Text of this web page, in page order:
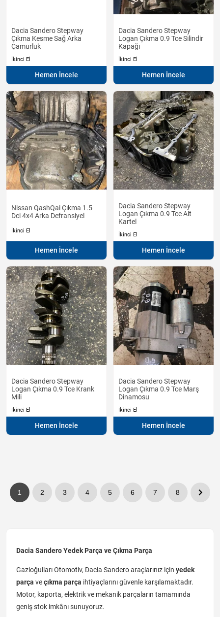
Dacia Sandero Stepway
Çıkma Kesme Sağ Arka
Çamurluk
İkinci El
Hemen İncele
Dacia Sandero Stepway
Logan Çıkma 0.9 Tce Silindir
Kapağı
İkinci El
Hemen İncele
Nissan QashQai Çıkma 1.5
Dci 4x4 Arka Defransiyel
İkinci El
Hemen İncele
Dacia Sandero Stepway
Logan Çıkma 0.9 Tce Alt
Kartel
İkinci El
Hemen İncele
Dacia Sandero Stepway
Logan Çıkma 0.9 Tce Krank
Mili
İkinci El
Hemen İncele
Dacia Sandero Stepway
Logan Çıkma 0.9 Tce Marş
Dinamosu
İkinci El
Hemen İncele
1 2 3 4 5 6 7 8
Dacia Sandero Yedek Parça ve Çıkma Parça
Gazioğulları Otomotiv, Dacia Sandero araçlarınız için yedek
parça veçıkma parça ihtiyaçlarını güvenle karşılamaktadır.
Motor, kaporta, elektrik ve mekanik parçaların tamamında
geniş stok imkânı sunuyoruz.